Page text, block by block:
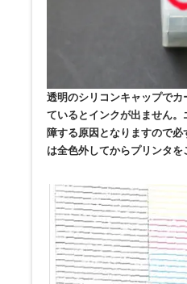
透明のシリコンキャップで
ているとインクが出ません
障する原因となりますので
は全色外してからプリンタを